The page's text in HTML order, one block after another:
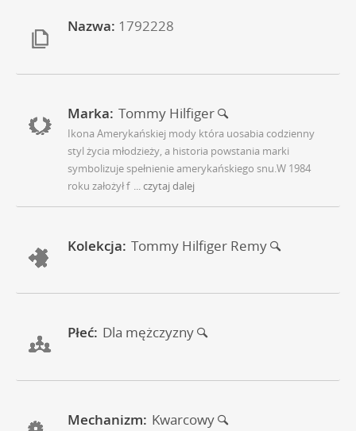
Nazwa: 1792228
Marka: Tommy Hilfiger
Ikona Amerykańskiej mody która uosabia codzienny
styl życia młodzieży, a historia powstania marki
symbolizuje spełnienie amerykańskiego snu.W 1984
roku założył f ... czytaj dalej
Kolekcja: Tommy Hilfiger Remy
Płeć: Dla mężczyzny
Mechanizm: Kwarcowy